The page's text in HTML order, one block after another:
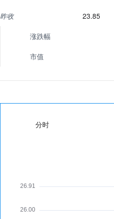
昨收 23.85
涨跌幅
市值
分时